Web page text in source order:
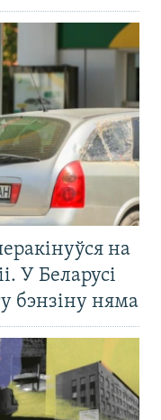
на
У Беларусі
бэнзіну няма